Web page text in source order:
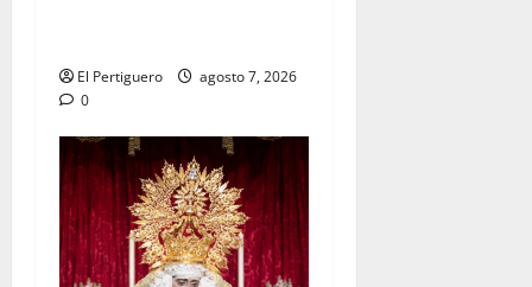
El Pertiguero
agosto 7, 2026
0